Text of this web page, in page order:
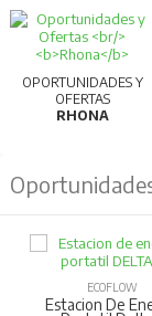
OPORTUNIDADES Y
OFERTAS
RHONA
ECOFLOW
Estacion De